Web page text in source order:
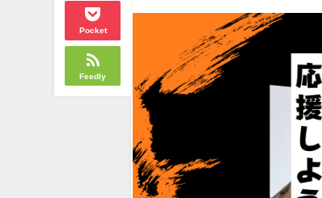
Pocket
Feedly